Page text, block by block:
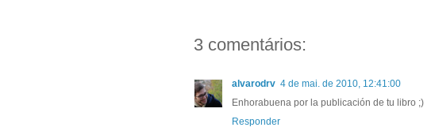
3 comentários:
alvarodrv 4 de mai. de 2010, 12:41:00
Enhorabuena por la publicación de tu libro ;)
Responder